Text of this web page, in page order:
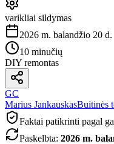
varikliai sildymas
2026 m. balandžio 20 d.
10 minučių
DIY remontas
GC
Marius JankauskasBuitinės
Faktai patikrinti pagal
Paskelbta: 2026 m.